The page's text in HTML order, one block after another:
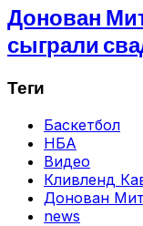
Донован
сыграли
Теги
Баскетбол
НБА
Видео
Кливленд
Донован
news